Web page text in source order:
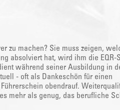
zu machen? Sie muss zeigen,
absolviert hat, wird ihm die EQR-
während seiner Ausbildung in
- oft als Dankeschön für einen
obendrauf.
mehr als genug, das berufliche